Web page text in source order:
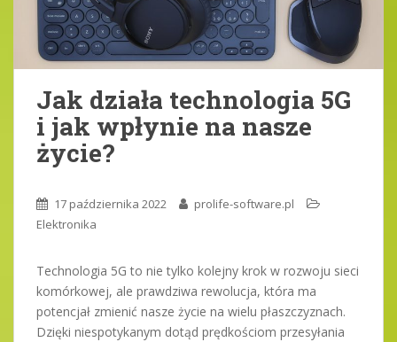
Jak działa technologia 5G
i jak wpłynie na nasze
życie?
17 października 2022
prolife-software.pl
Elektronika
Technologia 5G to nie tylko kolejny krok w rozwoju sieci
komórkowej, ale prawdziwa rewolucja, która ma
potencjał zmienić nasze życie na wielu płaszczyznach.
Dzięki niespotykanym dotąd prędkościom przesyłania